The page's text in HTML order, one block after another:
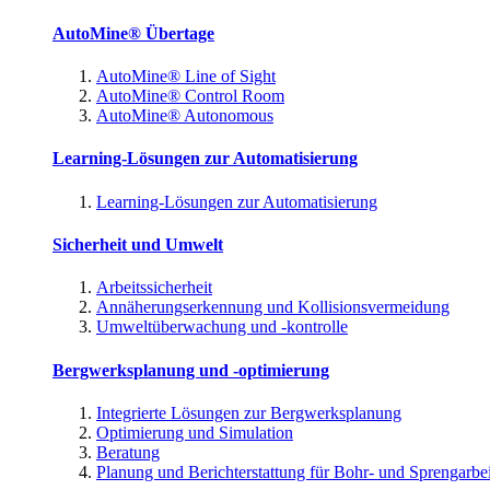
AutoMine® Übertage
AutoMine® Line of Sight
AutoMine® Control Room
AutoMine® Autonomous
Learning-Lösungen zur Automatisierung
Learning-Lösungen zur Automatisierung
Sicherheit und Umwelt
Arbeitssicherheit
Annäherungserkennung und Kollisionsvermeidung
Umweltüberwachung und -kontrolle
Bergwerksplanung und -optimierung
Integrierte Lösungen zur Bergwerksplanung
Optimierung und Simulation
Beratung
Planung und Berichterstattung für Bohr- und